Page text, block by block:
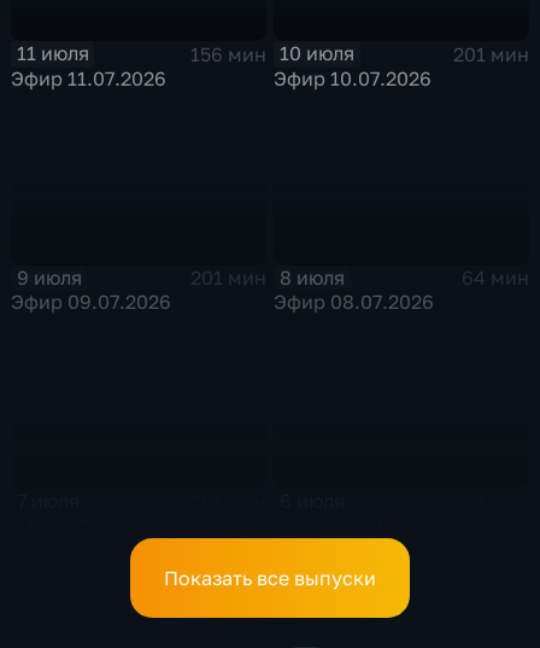
11 июля
156 мин
Эфир 11.07.2026
10 июля
201 мин
Эфир 10.07.2026
9 июля
201 мин
Эфир 09.07.2026
8 июля
64 мин
Эфир 08.07.2026
Показать все выпуски